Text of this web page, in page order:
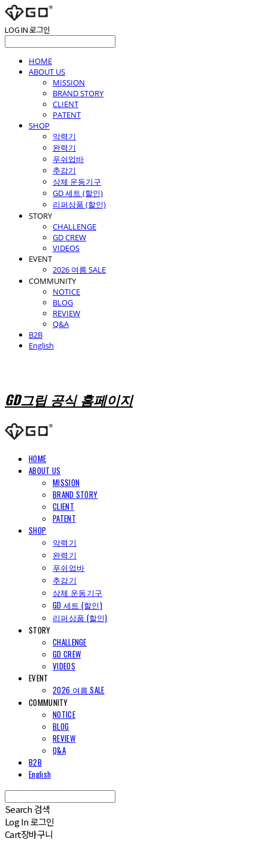
LOG IN로그인
HOME
ABOUT US
MISSION
BRAND STORY
CLIENT
PATENT
SHOP
악력기
완력기
푸쉬업바
추감기
상체 운동기구
GD 세트 (할인)
리퍼상품 (할인)
STORY
CHALLENGE
GD CREW
VIDEOS
EVENT
2026 여름 SALE
COMMUNITY
NOTICE
BLOG
REVIEW
Q&A
B2B
English
GD그립 공식 홈페이지
HOME
ABOUT US
MISSION
BRAND STORY
CLIENT
PATENT
SHOP
악력기
완력기
푸쉬업바
추감기
상체 운동기구
GD 세트 (할인)
리퍼상품 (할인)
STORY
CHALLENGE
GD CREW
VIDEOS
EVENT
2026 여름 SALE
COMMUNITY
NOTICE
BLOG
REVIEW
Q&A
B2B
English
Search 검색
Log In로그인
Cart장바구니